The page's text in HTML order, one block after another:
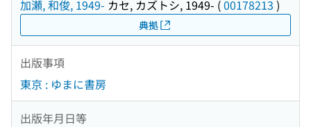
加瀬, 和俊, 1949- カセ, カズトシ, 1949- (00178213 )
典拠
出版事項
東京 : ゆまに書房
出版年月日等